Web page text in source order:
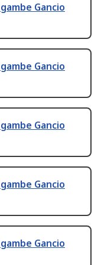
Gancio
Gancio
Gancio
Gancio
Gancio